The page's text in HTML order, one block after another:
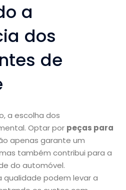
a
dos
de
a escolha dos
Optar por peças para
apenas garante um
também contribui para a
do automóvel.
podem levar a